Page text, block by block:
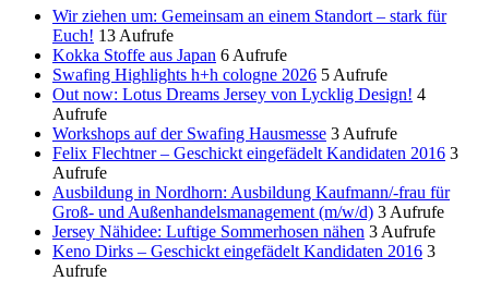
Wir ziehen um: Gemeinsam an einem Standort – stark für
Euch! 13 Aufrufe
Kokka Stoffe aus Japan 6 Aufrufe
Swafing Highlights h+h cologne 2026 5 Aufrufe
Out now: Lotus Dreams Jersey von Lycklig Design! 4
Aufrufe
Workshops auf der Swafing Hausmesse 3 Aufrufe
Felix Flechtner – Geschickt eingefädelt Kandidaten 2016 3
Aufrufe
Ausbildung in Nordhorn: Ausbildung Kaufmann/-frau für
Groß- und Außenhandelsmanagement (m/w/d) 3 Aufrufe
Jersey Nähidee: Luftige Sommerhosen nähen 3 Aufrufe
Keno Dirks – Geschickt eingefädelt Kandidaten 2016 3
Aufrufe